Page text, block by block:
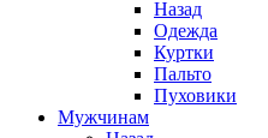
Назад
Одежда
Куртки
Пальто
Пуховики
Мужчинам